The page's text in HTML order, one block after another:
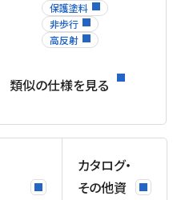
保護塗料
非歩行
高反射
類似の仕様を見る
カタログ・
その他資